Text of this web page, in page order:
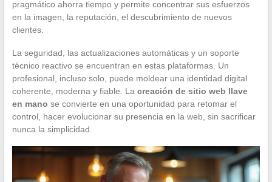
pragmático ahorra tiempo y permite concentrar sus esfuerzos
en la imagen, la reputación, el descubrimiento de nuevos
clientes.
La seguridad, las actualizaciones automáticas y un soporte
técnico reactivo se encuentran en estas plataformas. Un
profesional, incluso solo, puede moldear una identidad digital
coherente, moderna y fiable. La creación de sitio web llave
en mano se convierte en una oportunidad para retomar el
control, hacer evolucionar su presencia en la web, sin sacrificar
nunca la simplicidad.